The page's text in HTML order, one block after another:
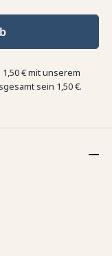
1,50 €mit unserem
sein 1,50 €.